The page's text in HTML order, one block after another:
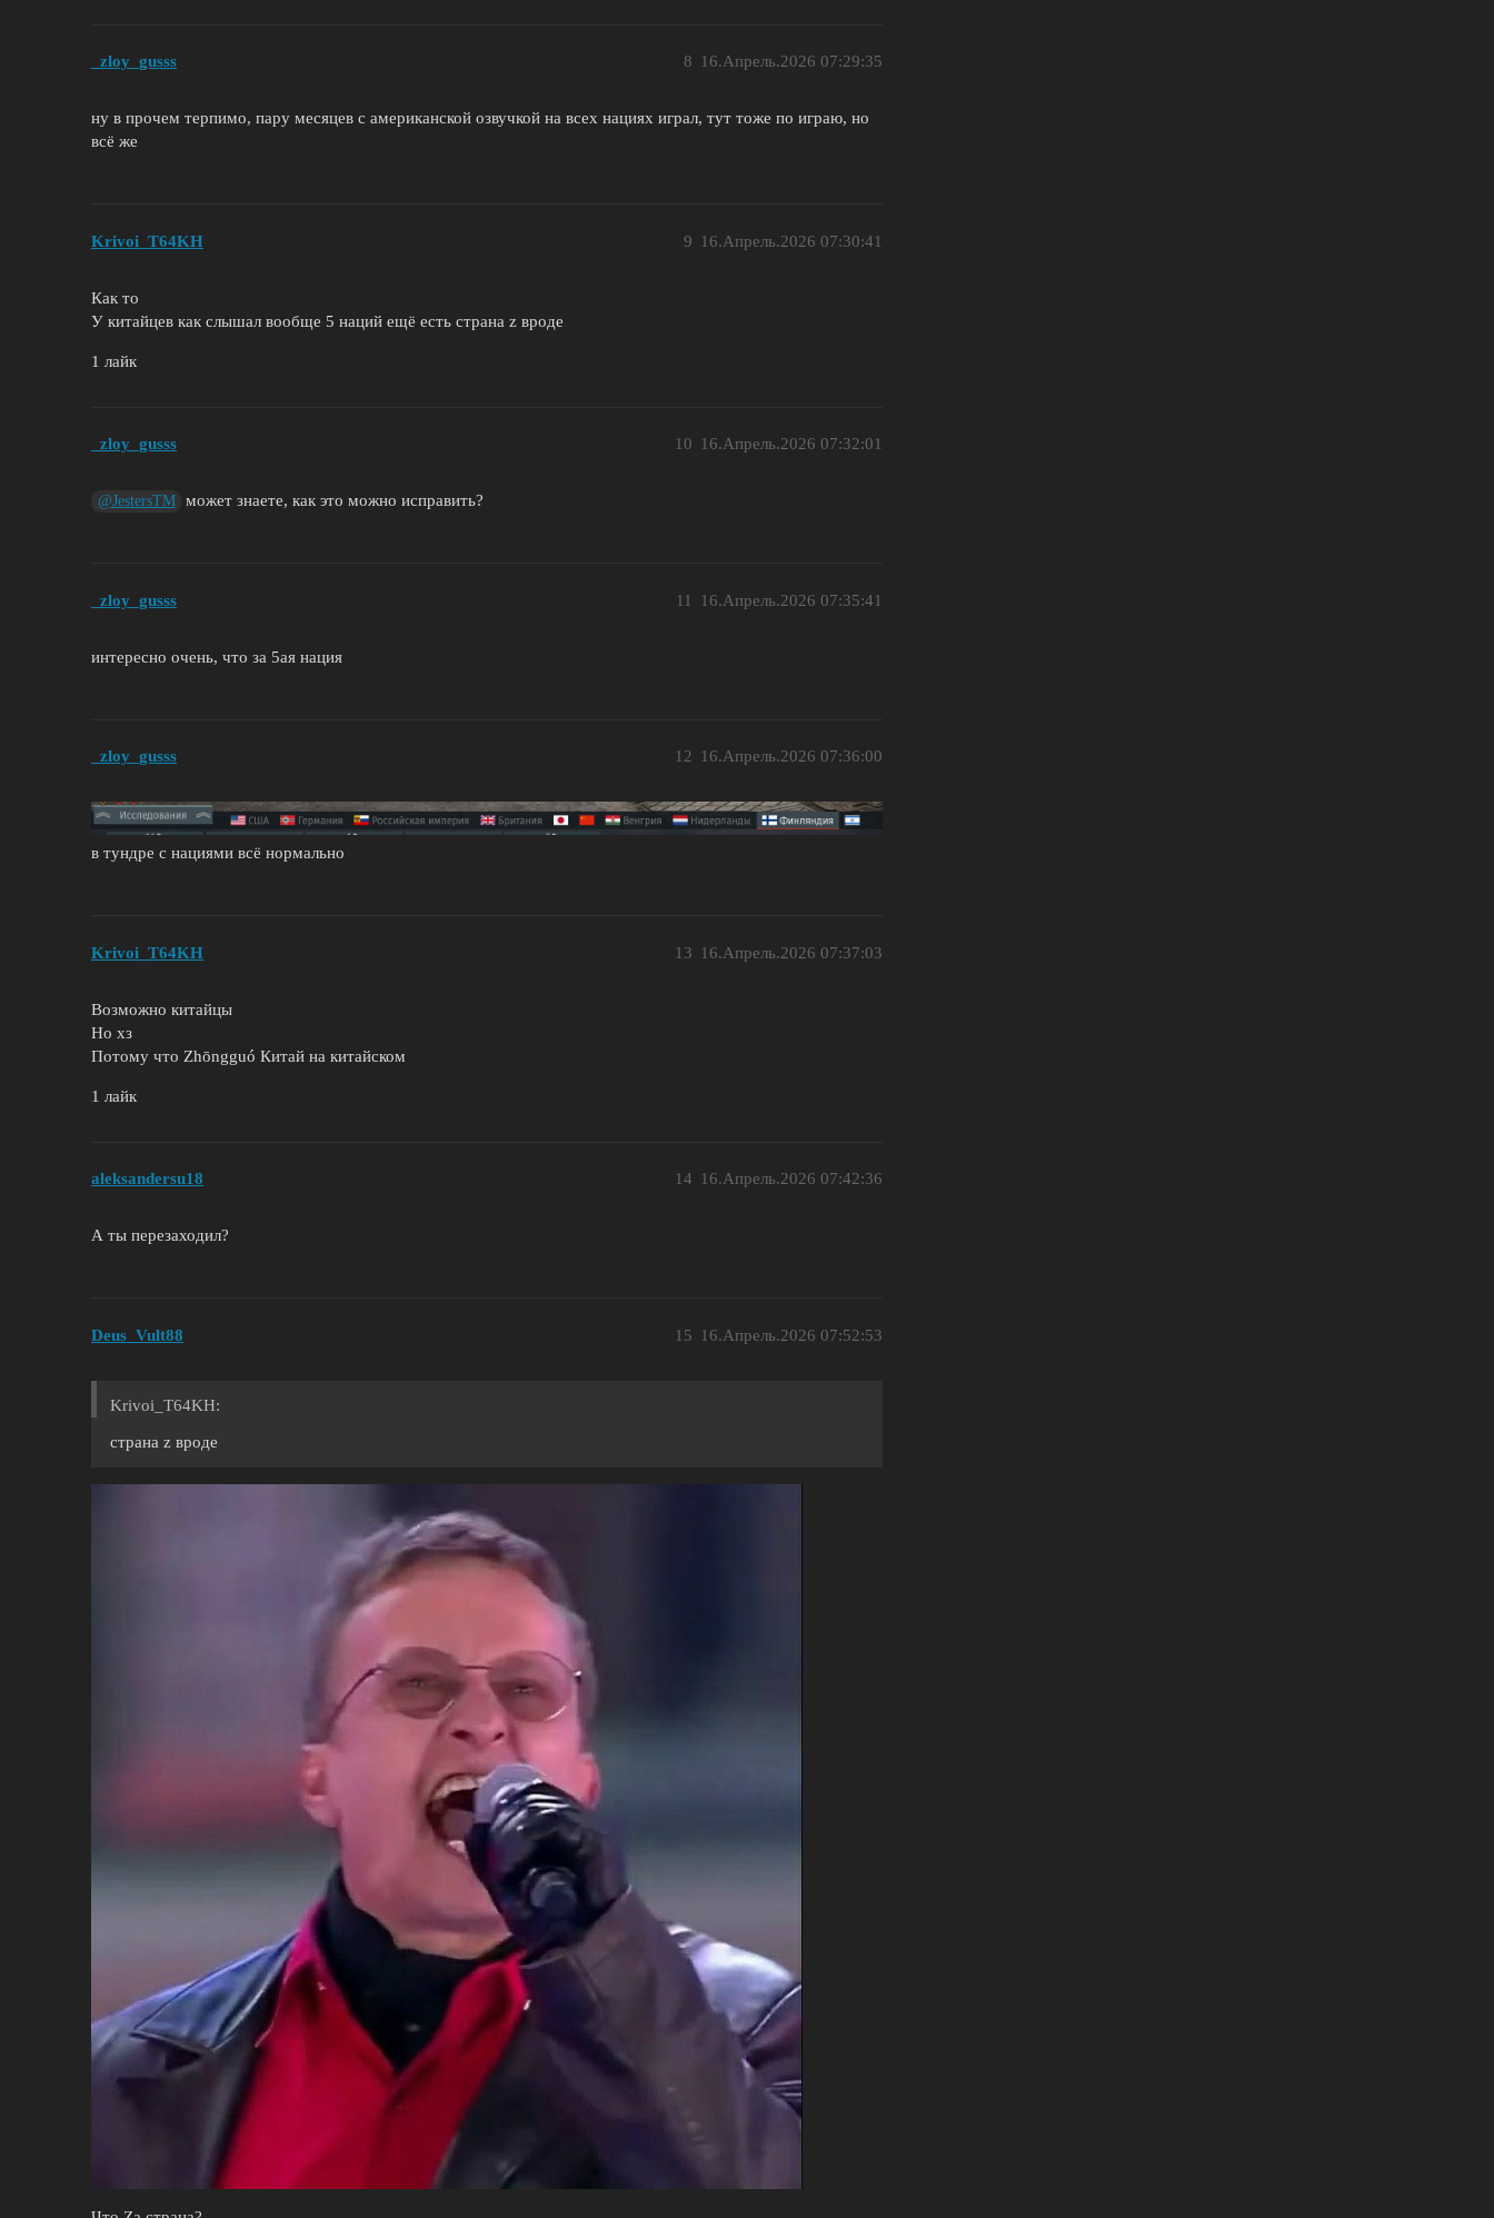
_zloy_gusss 16.Апрель.2026 07:29:35
8
ну в прочем терпимо, пару месяцев с американской озвучкой на всех нациях играл, тут тоже по играю, но
всё же
Krivoi_T64KH 16.Апрель.2026 07:30:41
9
Как то
У китайцев как слышал вообще 5 наций ещё есть страна z вроде
1 лайк
_zloy_gusss 16.Апрель.2026 07:32:01
10
@JestersTM может знаете, как это можно исправить?
_zloy_gusss 16.Апрель.2026 07:35:41
11
интересно очень, что за 5ая нация
_zloy_gusss 16.Апрель.2026 07:36:00
12
в тундре с нациями всё нормально
Krivoi_T64KH 16.Апрель.2026 07:37:03
13
Возможно китайцы
Но хз
Потому что Zhōngguó Китай на китайском
1 лайк
aleksandersu18 16.Апрель.2026 07:42:36
14
А ты перезаходил?
Deus_Vult88 16.Апрель.2026 07:52:53
15
Krivoi_T64KH:
страна z вроде